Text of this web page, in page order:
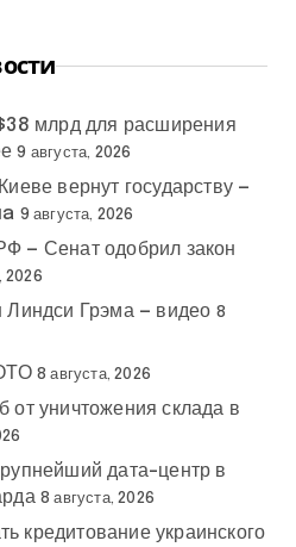
млрд для расширения
9 августа, 2026
вернут государству —
9 августа, 2026
— Сенат одобрил закон
2026
Линдси Грэма — видео 8
8 августа, 2026
уничтожения склада в
дата-центр в
8 августа, 2026
кредитование украинского